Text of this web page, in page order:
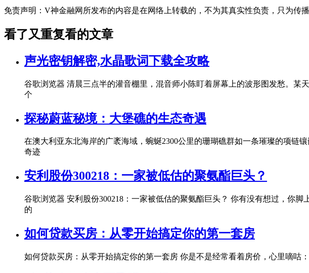
免责声明：V神金融网所发布的内容是在网络上转载的，不为其真实性负责，只为传
看了又重复看的文章
声光密钥解密,水晶歌词下载全攻略
谷歌浏览器 清晨三点半的灌音棚里，混音师小陈盯着屏幕上的波形图发愁。
个
探秘蔚蓝秘境：大堡礁的生态奇遇
在澳大利亚东北海岸的广袤海域，蜿蜒2300公里的珊瑚礁群如一条璀璨的项
奇迹
安利股份300218：一家被低估的聚氨酯巨头？
谷歌浏览器 安利股份300218：一家被低估的聚氨酯巨头？ 你有没有想过，你
的
如何贷款买房：从零开始搞定你的第一套房
如何贷款买房：从零开始搞定你的第一套房 你是不是经常看着房价，心里嘀咕